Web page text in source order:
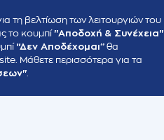
τη βελτίωση των λειτουργιών του
το κουμπί "Αποδοχή & Συνέχεια"
“Δεν Αποδέχομαι” θα
Μάθετε περισσότερα για τα